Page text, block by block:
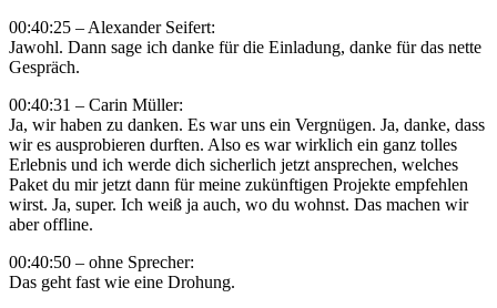
00:40:25 – Alexander Seifert:
Jawohl. Dann sage ich danke für die Einladung, danke für das nette
Gespräch.
00:40:31 – Carin Müller:
Ja, wir haben zu danken. Es war uns ein Vergnügen. Ja, danke, dass
wir es ausprobieren durften. Also es war wirklich ein ganz tolles
Erlebnis und ich werde dich sicherlich jetzt ansprechen, welches
Paket du mir jetzt dann für meine zukünftigen Projekte empfehlen
wirst. Ja, super. Ich weiß ja auch, wo du wohnst. Das machen wir
aber offline.
00:40:50 – ohne Sprecher:
Das geht fast wie eine Drohung.